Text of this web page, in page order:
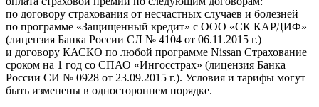
по договору страхования от несчастных случаев и болезней
по программе «Защищенный кредит» с ООО «СК КАРДИФ»
(лицензия Банка России СЛ № 4104 от 06.11.2015 г.)
и договору КАСКО по любой программе Nissan Страхование
сроком на 1 год со СПАО «Ингосстрах» (лицензия Банка
России СИ № 0928 от 23.09.2015 г.). Условия и тарифы могут
быть изменены в одностороннем порядке.